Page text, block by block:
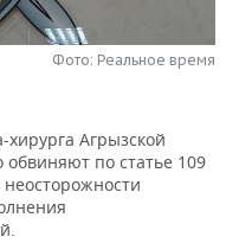
Фото: Реальное время
хирурга Агрызской
по статье 109